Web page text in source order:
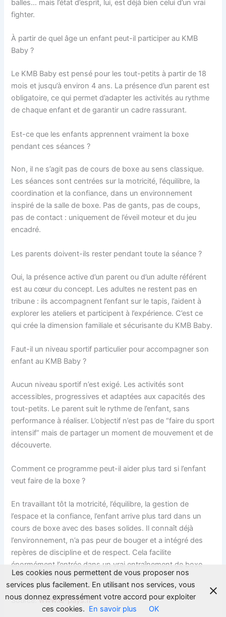
balles… mais l’état d’esprit, lui, est déjà bien celui d’un vrai
fighter.
À partir de quel âge un enfant peut-il participer au KMB
Baby ?
Le KMB Baby est pensé pour les tout-petits à partir de 18
mois et jusqu’à environ 4 ans. La présence d’un parent est
obligatoire, ce qui permet d’adapter les activités au rythme
de chaque enfant et de garantir un cadre rassurant.
Est-ce que les enfants apprennent vraiment la boxe
pendant ces séances ?
Non, il ne s’agit pas de cours de boxe au sens classique.
Les séances sont centrées sur la motricité, l’équilibre, la
coordination et la confiance, dans un environnement
inspiré de la salle de boxe. Pas de gants, pas de coups,
pas de contact : uniquement de l’éveil moteur et du jeu
encadré.
Les parents doivent-ils rester pendant toute la séance ?
Oui, la présence active d’un parent ou d’un adulte référent
est au cœur du concept. Les adultes ne restent pas en
tribune : ils accompagnent l’enfant sur le tapis, l’aident à
explorer les ateliers et participent à l’expérience. C’est ce
qui crée la dimension familiale et sécurisante du KMB Baby.
Faut-il un niveau sportif particulier pour accompagner son
enfant au KMB Baby ?
Aucun niveau sportif n’est exigé. Les activités sont
accessibles, progressives et adaptées aux capacités des
tout-petits. Le parent suit le rythme de l’enfant, sans
performance à réaliser. L’objectif n’est pas de “faire du sport
intensif” mais de partager un moment de mouvement et de
découverte.
Comment ce programme peut-il aider plus tard si l’enfant
veut faire de la boxe ?
En travaillant tôt la motricité, l’équilibre, la gestion de
l’espace et la confiance, l’enfant arrive plus tard dans un
cours de boxe avec des bases solides. Il connaît déjà
l’environnement, n’a pas peur de bouger et a intégré des
repères de discipline et de respect. Cela facilite
énormément l’entrée dans un vrai entraînement de boxe
débutant, sans stress ni appréhension.
Source:www.le-pays.fr
Les cookies nous permettent de vous proposer nos
services plus facilement. En utilisant nos services, vous
nous donnez expressément votre accord pour exploiter
ces cookies. En savoir plus OK